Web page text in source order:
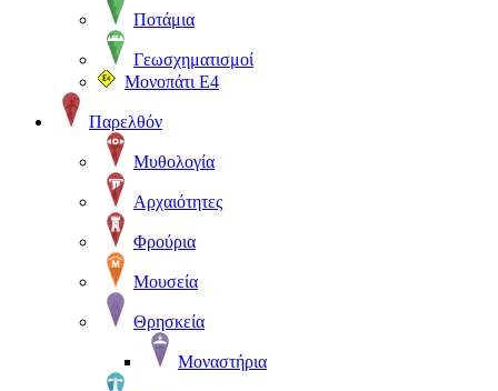
Ποτάμια
Γεωσχηματισμοί
Μονοπάτι Ε4
Παρελθόν
Μυθολογία
Αρχαιότητες
Φρούρια
Μουσεία
Θρησκεία
Μοναστήρια